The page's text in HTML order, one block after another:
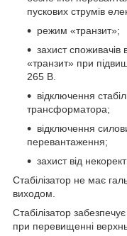
пускових струмів
режим «транзит»;
захист споживачів
«транзит» при
265 В.
відключення
трансформатора;
відключення
перевантаження;
захист від
Стабілізатор не має
виходом.
Стабілізатор
при перевищенні